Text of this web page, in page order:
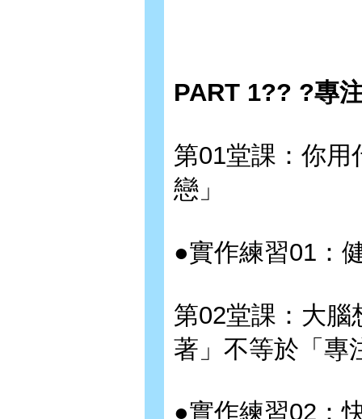
PART 1?? ?專
第01堂課：你
戀」
●實作練習01：
第02堂課：大
著」不等於「專
●實作練習02：